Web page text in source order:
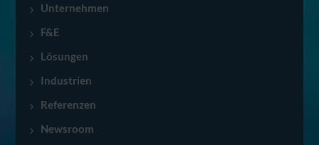
Unternehmen
F&E
Lösungen
Industrien
Referenzen
Newsroom